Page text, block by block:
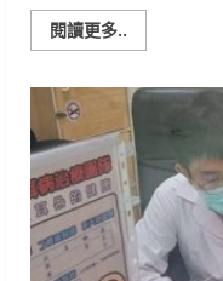
閱讀更多..
more
南
就
業
中
心
3
月
搶
先
才